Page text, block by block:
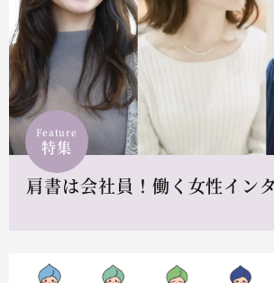
Feature
特集
肩書は会社員！働く女性イン